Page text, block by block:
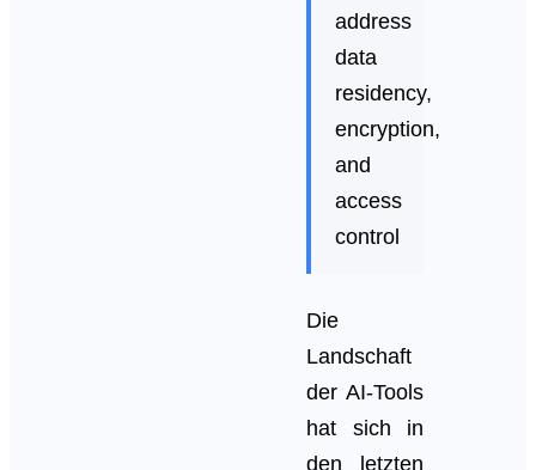
address
data
residency,
encryption,
and
access
control
Die
Landschaft
der AI-Tools
hat sich in
den letzten